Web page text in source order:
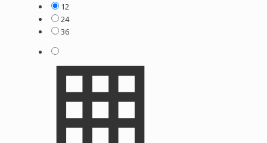
12
24
36